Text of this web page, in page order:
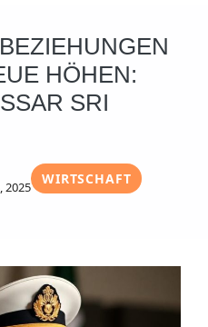
HÖHEN:
SRI
2025 WIRTSCHAFT